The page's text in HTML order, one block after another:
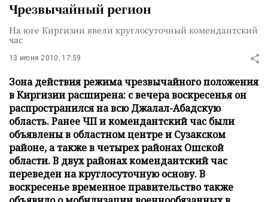
Чрезвычайный регион
На юге Киргизии ввели круглосуточный комендантский
час
13 июня 2010, 17:59
Зона действия режима чрезвычайного положения
в Киргизии расширена: с вечера воскресенья он
распространился на всю Джалал-Абадскую
область. Ранее ЧП и комендантский час были
объявлены в областном центре и Сузакском
районе, а также в четырех районах Ошской
области. В двух районах комендантский час
переведен на круглосуточную основу. В
воскресенье временное правительство также